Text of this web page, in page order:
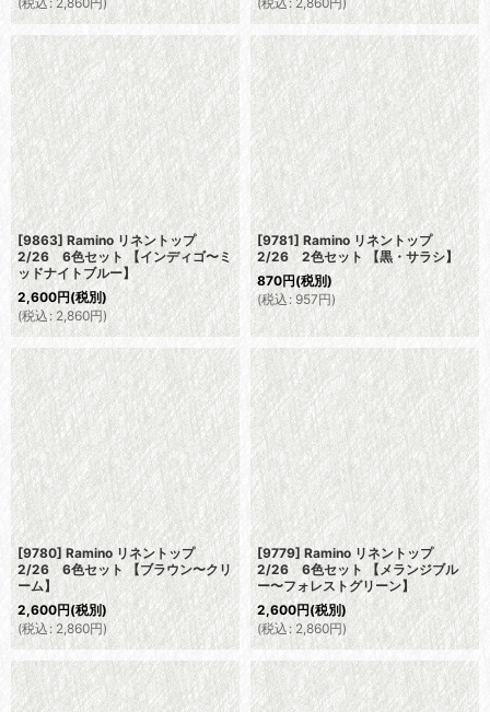
[9863] Ramino リネントップ
2/26 6色セット 【インディゴ〜ミ
ッドナイトブルー】
2,600円(税別)
(税込: 2,860円)
[9781] Ramino リネントップ
2/26 2色セット 【黒・サラシ】
870円(税別)
(税込: 957円)
[9780] Ramino リネントップ
2/26 6色セット 【ブラウン〜クリ
ーム】
2,600円(税別)
(税込 : 2,860円)
[9779] Ramino リネントップ
2/26 6色セット 【メランジブル
ー〜フォレストグリーン】
2,600円(税別)
(税込: 2,860円)